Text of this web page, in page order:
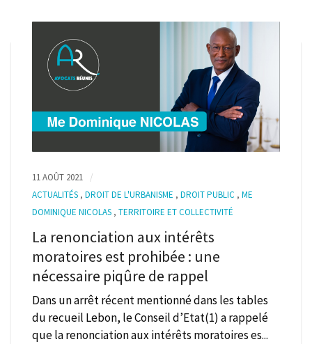
11 AOÛT 2021
ACTUALITÉS , DROIT DE L'URBANISME , DROIT PUBLIC , ME
DOMINIQUE NICOLAS , TERRITOIRE ET COLLECTIVITÉ
La renonciation aux intérêts
moratoires est prohibée : une
nécessaire piqûre de rappel
Dans un arrêt récent mentionné dans les tables
du recueil Lebon, le Conseil d’Etat(1) a rappelé
que la renonciation aux intérêts moratoires es...